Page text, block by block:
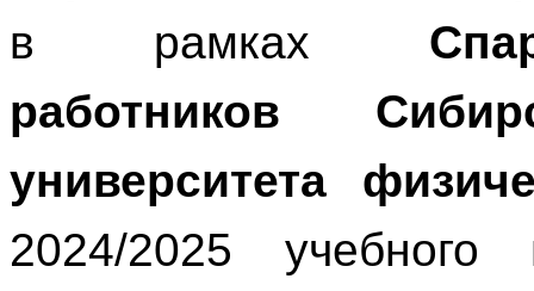
в рамках
работников
университета
2024/2025